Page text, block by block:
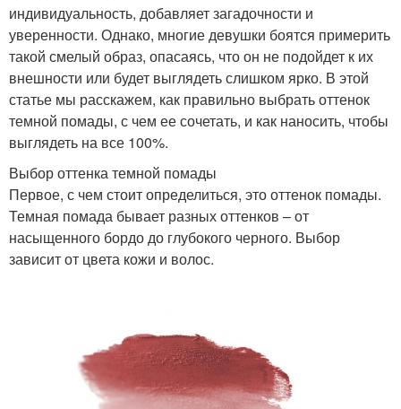
индивидуальность, добавляет загадочности и
уверенности. Однако, многие девушки боятся примерить
такой смелый образ, опасаясь, что он не подойдет к их
внешности или будет выглядеть слишком ярко. В этой
статье мы расскажем, как правильно выбрать оттенок
темной помады, с чем ее сочетать, и как наносить, чтобы
выглядеть на все 100%.
Выбор оттенка темной помады
Первое, с чем стоит определиться, это оттенок помады.
Темная помада бывает разных оттенков – от
насыщенного бордо до глубокого черного. Выбор
зависит от цвета кожи и волос.